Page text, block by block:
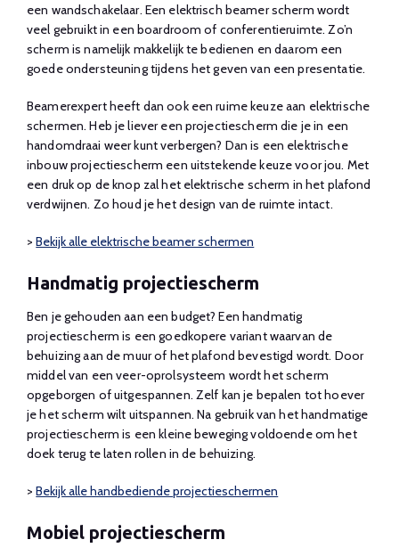
een wandschakelaar. Een elektrisch beamer scherm wordt
veel gebruikt in een boardroom of conferentieruimte. Zo’n
scherm is namelijk makkelijk te bedienen en daarom een
goede ondersteuning tijdens het geven van een presentatie.
Beamerexpert heeft dan ook een ruime keuze aan elektrische
schermen. Heb je liever een projectiescherm die je in een
handomdraai weer kunt verbergen? Dan is een elektrische
inbouw projectiescherm een uitstekende keuze voor jou. Met
een druk op de knop zal het elektrische scherm in het plafond
verdwijnen. Zo houd je het design van de ruimte intact.
>Bekijk alle elektrische beamer schermen
Handmatig projectiescherm
Ben je gehouden aan een budget? Een handmatig
projectiescherm is een goedkopere variant waarvan de
behuizing aan de muur of het plafond bevestigd wordt. Door
middel van een veer-oprolsysteem wordt het scherm
opgeborgen of uitgespannen. Zelf kan je bepalen tot hoever
je het scherm wilt uitspannen. Na gebruik van het handmatige
projectiescherm is een kleine beweging voldoende om het
doek terug te laten rollen in de behuizing.
>Bekijk alle handbediende projectieschermen
Mobiel projectiescherm